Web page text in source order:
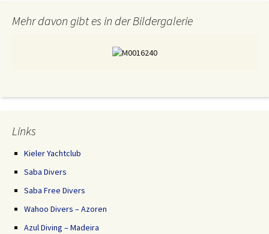
Mehr davon gibt es in der Bildergalerie
Links
Kieler Yachtclub
Saba Divers
Saba Free Divers
Wahoo Divers – Azoren
Azul Diving – Madeira